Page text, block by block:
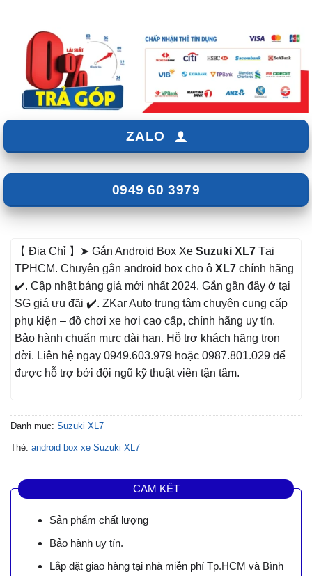
ZALO
0949 60 3979
【 Địa Chỉ 】➤ Gắn Android Box Xe Suzuki XL7 Tại
TPHCM. Chuyên gắn android box cho ô XL7 chính hãng
✔️. Cập nhật bảng giá mới nhất 2024. Gắn gần đây ở tại
SG giá ưu đãi ✔️. ZKar Auto trung tâm chuyên cung cấp
phụ kiện – đồ chơi xe hơi cao cấp, chính hãng uy tín.
Bảo hành chuẩn mực dài hạn. Hỗ trợ khách hãng trọn
đời. Liên hệ ngay 0949.603.979 hoặc 0987.801.029 để
được hỗ trợ bởi đội ngũ kỹ thuật viên tận tâm.
Danh mục: Suzuki XL7
Thẻ: android box xe Suzuki XL7
CAM KẾT
Sản phẩm chất lượng
Bảo hành uy tín.
Lắp đặt giao hàng tại nhà miễn phí Tp.HCM và Bình